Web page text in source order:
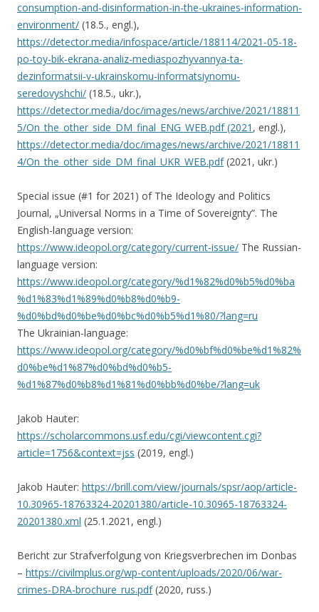
consumption-and-disinformation-in-the-ukraines-information-
environment/ (18.5., engl.),
https://detector.media/infospace/article/188114/2021-05-18-
po-toy-bik-ekrana-analiz-mediaspozhyvannya-ta-
dezinformatsii-v-ukrainskomu-informatsiynomu-
seredovyshchi/ (18.5., ukr.),
https://detector.media/doc/images/news/archive/2021/18811
5/On_the_other_side_DM_final_ENG_WEB.pdf (2021 , engl.),
https://detector.media/doc/images/news/archive/2021/18811
4/On_the_other_side_DM_final_UKR_WEB.pdf(2021, ukr.)
Special issue (#1 for 2021) of The Ideology and Politics
Journal, „Universal Norms in a Time of Sovereignty”. The
English-language version:
https://www.ideopol.org/category/current-issue/ The Russian-
language version:
https://www.ideopol.org/category/%d1%82%d0%b5%d0%ba
%d1%83%d1%89%d0%b8%d0%b9-
%d0%bd%d0%be%d0%bc%d0%b5%d1%80/?lang=ru
The Ukrainian-language:
https://www.ideopol.org/category/%d0%bf%d0%be%d1%82%
d0%be%d1%87%d0%bd%d0%b5-
%d1%87%d0%b8%d1%81%d0%bb%d0%be/?lang=uk
Jakob Hauter:
https://scholarcommons.usf.edu/cgi/viewcontent.cgi?
article=1756&context=jss (2019, engl.)
Jakob Hauter: https://brill.com/view/journals/spsr/aop/article-
10.30965-18763324-20201380/article-10.30965-18763324-
20201380.xml (25.1.2021, engl.)
Bericht zur Strafverfolgung von Kriegsverbrechen im Donbas
– https://civilmplus.org/wp-content/uploads/2020/06/war-
crimes-DRA-brochure_rus.pdf(2020, russ.)